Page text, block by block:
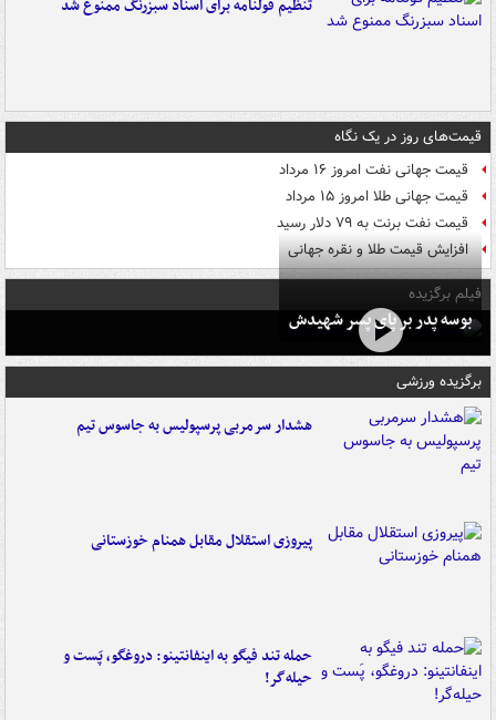
تنظیم قولنامه برای اسناد سبزرنگ ممنوع شد
قیمت‌های روز در یک نگاه
قیمت جهانی نفت امروز ۱۶ مرداد
قیمت جهانی طلا امروز ۱۵ مرداد
قیمت نفت برنت به ۷۹ دلار رسید
افزایش قیمت طلا و نقره جهانی
فیلم برگزیده
بوسه‌ پدر بر پای پسر شهیدش
برگزیده ورزشی
هشدار سرمربی پرسپولیس به جاسوس تیم
پیروزی استقلال مقابل همنام خوزستانی
حمله تند فیگو به اینفانتینو: دروغگو، پَست‌ و
حیله‌گر!